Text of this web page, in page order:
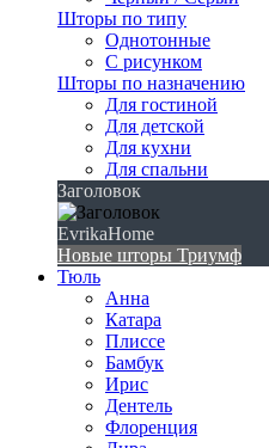
Шторы по типу
Однотонные
С рисунком
Шторы по назначению
Для гостиной
Для детской
Для кухни
Для спальни
Заголовок
EvrikaHome
Новые шторы Триумф
Тюль
Анна
Катара
Плиссе
Бамбук
Ирис
Дентель
Флоренция